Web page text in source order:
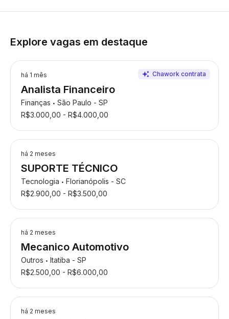
Explore vagas em destaque
há 1 mês
Analista Financeiro
Finanças • São Paulo - SP
R$3.000,00 - R$4.000,00
há 2 meses
SUPORTE TÉCNICO
Tecnologia • Florianópolis - SC
R$2.900,00 - R$3.500,00
há 2 meses
Mecanico Automotivo
Outros • Itatiba - SP
R$2.500,00 - R$6.000,00
há 2 meses